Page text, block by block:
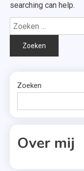
searching can help.
Zoeken
naar:
Zoeken
Over mij